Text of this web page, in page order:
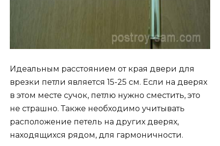
Идеальным расстоянием от края двери для
врезки петли является 15-25 см. Если на дверях
в этом месте сучок, петлю нужно сместить, это
не страшно. Также необходимо учитывать
расположение петель на других дверях,
находящихся рядом, для гармоничности.